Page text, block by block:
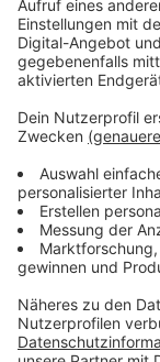
Einkommen
bekommen.
spart, ist das
langjährigen
Die Laufzeit
liegen. Bereits
Leverkusen –
Konditionen